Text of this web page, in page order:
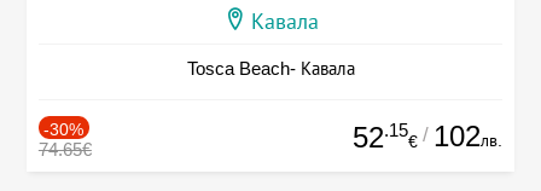
Кавала
Tosca Beach- Кавала
-30%
74.65€ 52.15
€ / 102лв.